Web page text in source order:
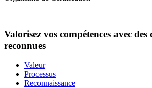
Valorisez vos compétences avec
reconnues
Valeur
Processus
Reconnaissance